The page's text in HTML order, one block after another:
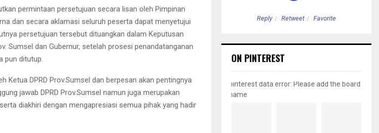
permintaan persetujuan secara lisan oleh Pimpinan
dan secara aklamasi seluruh peserta dapat menyetujui
persetujuan tersebut dituangkan dalam Keputusan
Sumsel dan Gubernur, setelah prosesi penandatanganan
pun ditutup.
Ketua DPRD Prov.Sumsel dan berpesan akan pentingnya
jawab DPRD Prov.Sumsel namun juga merupakan
diakhiri dengan mengapresiasi semua pihak yang hadir
Favorite Reply Retweet Favorite Reply Retweet Favorite
ON PINTEREST
pinterest data error: Please add the board
name